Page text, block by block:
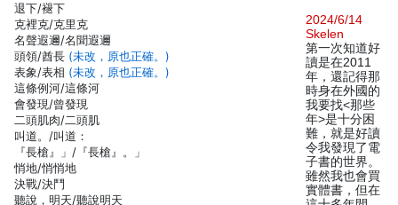
退下/褪下
克裡克/克里克
名聲遐邇/名聞遐邇
頭領/酋長 (未改，原也正確。)
表象/表相 (未改，原也正確。)
這條例河/這條河
會發現/曾發現
二頭肌肉/二頭肌
叫道。/叫道：
『長槍』」/『長槍』。」
悄地/悄悄地
決戰/決鬥
聽說，明天/聽說明天
2024/6/14
Skelen
第一次知道好
讀是在2011
年，還記得那
時身在外國的
我要找<那些
年>是十分困
難，就是好讀
令我發現了電
子書的世界。
雖然我也會買
實體書，但在